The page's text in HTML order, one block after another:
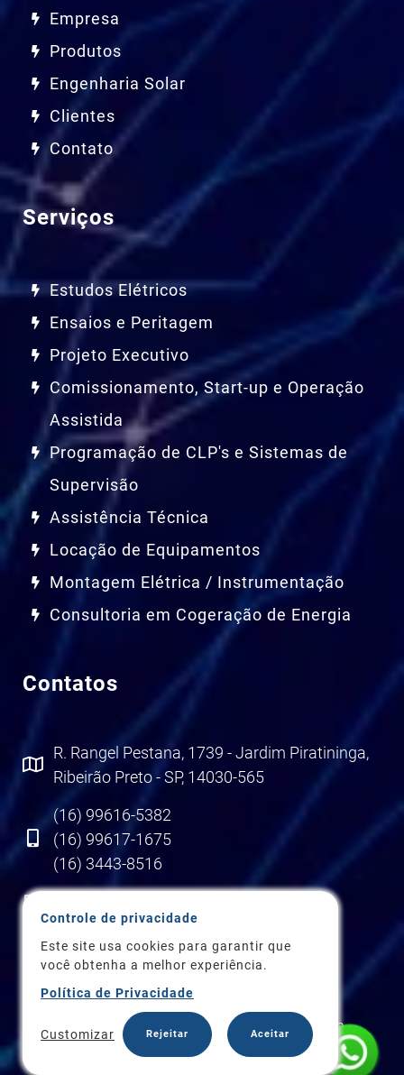
Empresa
Produtos
Engenharia Solar
Clientes
Contato
Serviços
Estudos Elétricos
Ensaios e Peritagem
Projeto Executivo
Comissionamento, Start-up e Operação
Assistida
Programação de CLP's e Sistemas de
Supervisão
Assistência Técnica
Locação de Equipamentos
Montagem Elétrica / Instrumentação
Consultoria em Cogeração de Energia
Contatos
R. Rangel Pestana, 1739 - Jardim Piratininga,
Ribeirão Preto - SP, 14030-565
(16) 99616-5382
(16) 99617-1675
(16) 3443-8516
Copyright 2026 © ProfiEng Soluções em
Engenharia Elétrica e Automação. Todos os
Controle de privacidade
Este site usa cookies para garantir que
você obtenha a melhor experiência.
Política de Privacidade
Customizar Rejeitar Aceitar